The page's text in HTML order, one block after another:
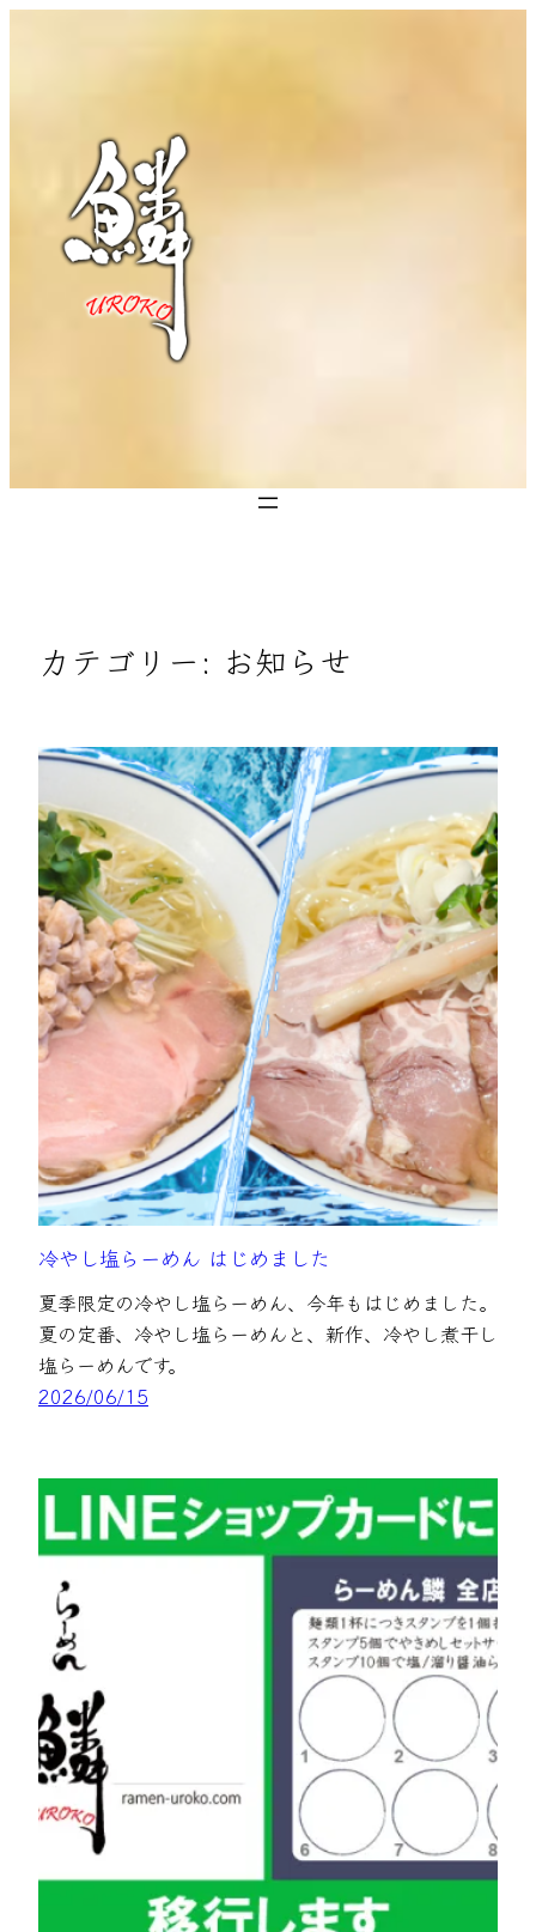
カテゴリー: お知らせ
冷やし塩らーめん はじめました
夏季限定の冷やし塩らーめん、今年もはじめました。
夏の定番、冷やし塩らーめんと、新作、冷やし煮干し
塩らーめんです。
2026/06/15